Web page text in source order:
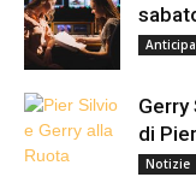
Gerry
di
Notizie